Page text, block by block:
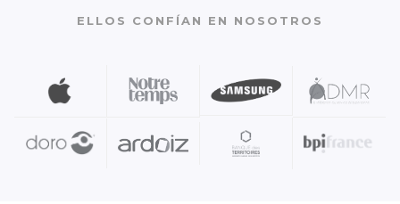
ELLOS CONFÍAN EN NOSOTROS